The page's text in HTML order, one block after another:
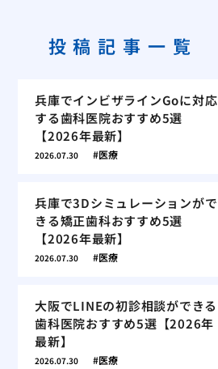
投稿記事一覧
兵庫でインビザラインGoに対応
する歯科医院おすすめ5選
【2026年最新】
2026.07.30 医療
兵庫で3Dシミュレーションがで
きる矯正歯科おすすめ5選
【2026年最新】
2026.07.30 医療
大阪でLINEの初診相談ができる
歯科医院おすすめ5選【2026年
最新】
2026.07.30 医療